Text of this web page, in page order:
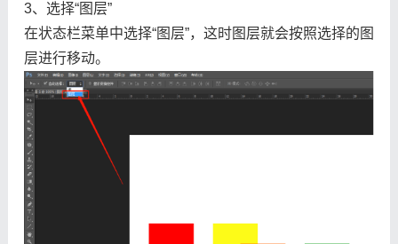
3、选择“图层”
在状态栏菜单中选择“图层”，这时图层就会按照选择的图
层进行移动。